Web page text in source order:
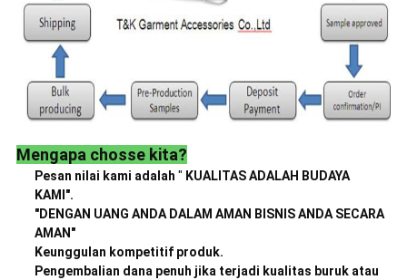
Mengapa chosse kita?
Pesan nilai kami adalah " KUALITAS ADALAH BUDAYA
KAMI".
"DENGAN UANG ANDA DALAM AMAN BISNIS ANDA SECARA
AMAN"
Keunggulan kompetitif produk.
Pengembalian dana penuh jika terjadi kualitas buruk atau